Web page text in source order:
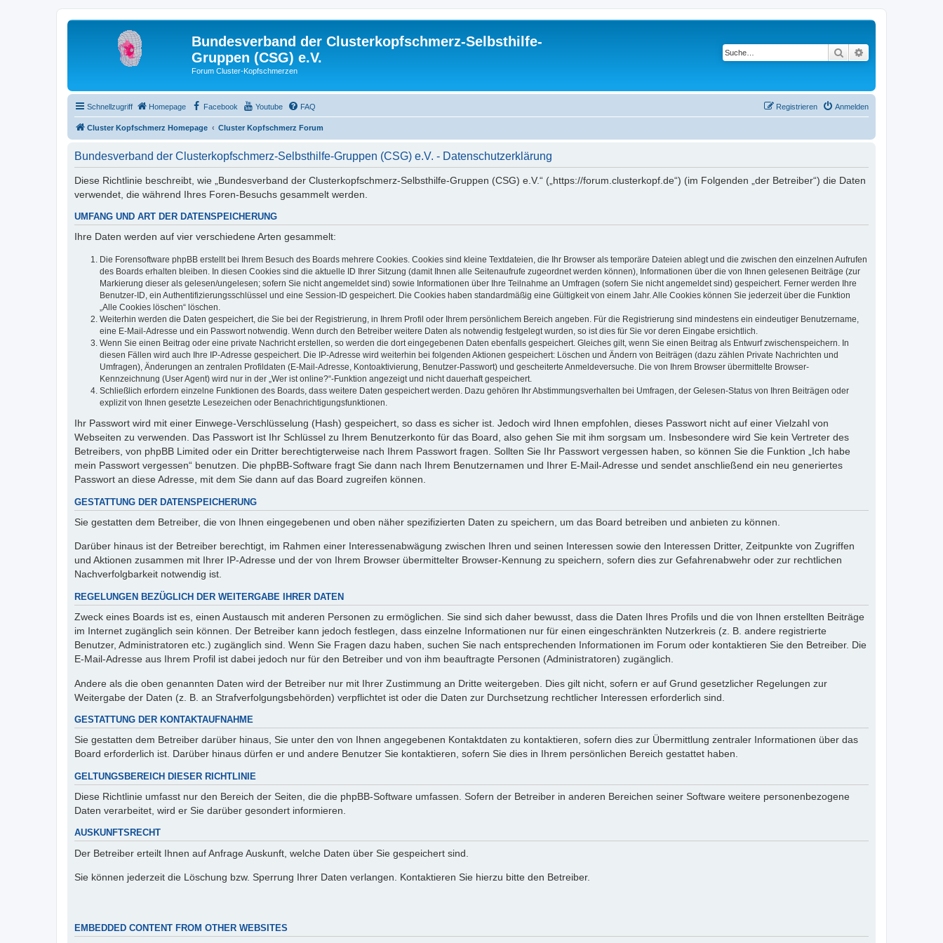
Bundesverband der Clusterkopfschmerz-Selbsthilfe-
Gruppen (CSG) e.V.
Forum Cluster-Kopfschmerzen
Suche
Schnellzugriff Homepage Facebook Youtube FAQ Anmelden
Registrieren
Cluster Kopfschmerz Homepage Cluster Kopfschmerz Forum
Bundesverband der Clusterkopfschmerz-Selbsthilfe-Gruppen (CSG) e.V. - Datenschutzerklärung
Diese Richtlinie beschreibt, wie „Bundesverband der Clusterkopfschmerz-Selbsthilfe-Gruppen (CSG) e.V.“ („https://forum.clusterkopf.de“) (im Folgenden „der Betreiber“) die Daten
verwendet, die während Ihres Foren-Besuchs gesammelt werden.
UMFANG UND ART DER DATENSPEICHERUNG
Ihre Daten werden auf vier verschiedene Arten gesammelt:
Die Forensoftware phpBB erstellt bei Ihrem Besuch des Boards mehrere Cookies. Cookies sind kleine Textdateien, die Ihr Browser als temporäre Dateien ablegt und die zwischen den einzelnen Aufrufen
des Boards erhalten bleiben. In diesen Cookies sind die aktuelle ID Ihrer Sitzung (damit Ihnen alle Seitenaufrufe zugeordnet werden können), Informationen über die von Ihnen gelesenen Beiträge (zur
Markierung dieser als gelesen/ungelesen; sofern Sie nicht angemeldet sind) sowie Informationen über Ihre Teilnahme an Umfragen (sofern Sie nicht angemeldet sind) gespeichert. Ferner werden Ihre
Benutzer-ID, ein Authentifizierungsschlüssel und eine Session-ID gespeichert. Die Cookies haben standardmäßig eine Gültigkeit von einem Jahr. Alle Cookies können Sie jederzeit über die Funktion
„Alle Cookies löschen“ löschen.
Weiterhin werden die Daten gespeichert, die Sie bei der Registrierung, in Ihrem Profil oder Ihrem persönlichem Bereich angeben. Für die Registrierung sind mindestens ein eindeutiger Benutzername,
eine E-Mail-Adresse und ein Passwort notwendig. Wenn durch den Betreiber weitere Daten als notwendig festgelegt wurden, so ist dies für Sie vor deren Eingabe ersichtlich.
Wenn Sie einen Beitrag oder eine private Nachricht erstellen, so werden die dort eingegebenen Daten ebenfalls gespeichert. Gleiches gilt, wenn Sie einen Beitrag als Entwurf zwischenspeichern. In
diesen Fällen wird auch Ihre IP-Adresse gespeichert. Die IP-Adresse wird weiterhin bei folgenden Aktionen gespeichert: Löschen und Ändern von Beiträgen (dazu zählen Private Nachrichten und
Umfragen), Änderungen an zentralen Profildaten (E-Mail-Adresse, Kontoaktivierung, Benutzer-Passwort) und gescheiterte Anmeldeversuche. Die von Ihrem Browser übermittelte Browser-
Kennzeichnung (User Agent) wird nur in der „Wer ist online?“-Funktion angezeigt und nicht dauerhaft gespeichert.
Schließlich erfordern einzelne Funktionen des Boards, dass weitere Daten gespeichert werden. Dazu gehören Ihr Abstimmungsverhalten bei Umfragen, der Gelesen-Status von Ihren Beiträgen oder
explizit von Ihnen gesetzte Lesezeichen oder Benachrichtigungsfunktionen.
Ihr Passwort wird mit einer Einwege-Verschlüsselung (Hash) gespeichert, so dass es sicher ist. Jedoch wird Ihnen empfohlen, dieses Passwort nicht auf einer Vielzahl von
Webseiten zu verwenden. Das Passwort ist Ihr Schlüssel zu Ihrem Benutzerkonto für das Board, also gehen Sie mit ihm sorgsam um. Insbesondere wird Sie kein Vertreter des
Betreibers, von phpBB Limited oder ein Dritter berechtigterweise nach Ihrem Passwort fragen. Sollten Sie Ihr Passwort vergessen haben, so können Sie die Funktion „Ich habe
mein Passwort vergessen“ benutzen. Die phpBB-Software fragt Sie dann nach Ihrem Benutzernamen und Ihrer E-Mail-Adresse und sendet anschließend ein neu generiertes
Passwort an diese Adresse, mit dem Sie dann auf das Board zugreifen können.
GESTATTUNG DER DATENSPEICHERUNG
Sie gestatten dem Betreiber, die von Ihnen eingegebenen und oben näher spezifizierten Daten zu speichern, um das Board betreiben und anbieten zu können.
Darüber hinaus ist der Betreiber berechtigt, im Rahmen einer Interessenabwägung zwischen Ihren und seinen Interessen sowie den Interessen Dritter, Zeitpunkte von Zugriffen
und Aktionen zusammen mit Ihrer IP-Adresse und der von Ihrem Browser übermittelter Browser-Kennung zu speichern, sofern dies zur Gefahrenabwehr oder zur rechtlichen
Nachverfolgbarkeit notwendig ist.
REGELUNGEN BEZÜGLICH DER WEITERGABE IHRER DATEN
Zweck eines Boards ist es, einen Austausch mit anderen Personen zu ermöglichen. Sie sind sich daher bewusst, dass die Daten Ihres Profils und die von Ihnen erstellten Beiträge
im Internet zugänglich sein können. Der Betreiber kann jedoch festlegen, dass einzelne Informationen nur für einen eingeschränkten Nutzerkreis (z. B. andere registrierte
Benutzer, Administratoren etc.) zugänglich sind. Wenn Sie Fragen dazu haben, suchen Sie nach entsprechenden Informationen im Forum oder kontaktieren Sie den Betreiber. Die
E-Mail-Adresse aus Ihrem Profil ist dabei jedoch nur für den Betreiber und von ihm beauftragte Personen (Administratoren) zugänglich.
Andere als die oben genannten Daten wird der Betreiber nur mit Ihrer Zustimmung an Dritte weitergeben. Dies gilt nicht, sofern er auf Grund gesetzlicher Regelungen zur
Weitergabe der Daten (z. B. an Strafverfolgungsbehörden) verpflichtet ist oder die Daten zur Durchsetzung rechtlicher Interessen erforderlich sind.
GESTATTUNG DER KONTAKTAUFNAHME
Sie gestatten dem Betreiber darüber hinaus, Sie unter den von Ihnen angegebenen Kontaktdaten zu kontaktieren, sofern dies zur Übermittlung zentraler Informationen über das
Board erforderlich ist. Darüber hinaus dürfen er und andere Benutzer Sie kontaktieren, sofern Sie dies in Ihrem persönlichen Bereich gestattet haben.
GELTUNGSBEREICH DIESER RICHTLINIE
Diese Richtlinie umfasst nur den Bereich der Seiten, die die phpBB-Software umfassen. Sofern der Betreiber in anderen Bereichen seiner Software weitere personenbezogene
Daten verarbeitet, wird er Sie darüber gesondert informieren.
AUSKUNFTSRECHT
Der Betreiber erteilt Ihnen auf Anfrage Auskunft, welche Daten über Sie gespeichert sind.
Sie können jederzeit die Löschung bzw. Sperrung Ihrer Daten verlangen. Kontaktieren Sie hierzu bitte den Betreiber.
EMBEDDED CONTENT FROM OTHER WEBSITES